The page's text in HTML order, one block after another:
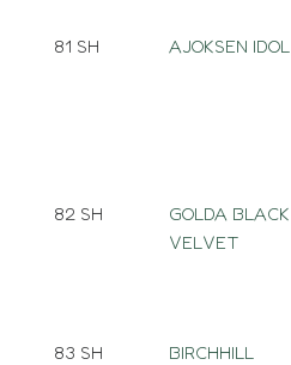
81 SH AJOKSEN IDOL
82 SH
GOLDA BLACK
VELVET
83 SH BIRCHHILL